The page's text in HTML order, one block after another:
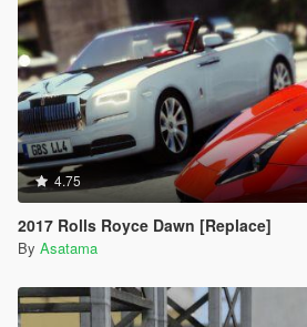
4.75
2017 Rolls Royce Dawn [Replace]
By Asatama